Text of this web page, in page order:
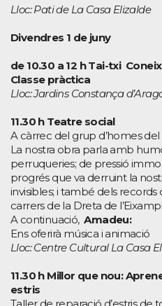
Lloc: Pati de La Casa Elizalde
Divendres 1 de juny
de 10.30 a 12 hTai-txi
Classe pràctica
Lloc: Jardins Constança
11.30 h Teatre social
A càrrec del grup d’homes
La nostra obra parla amb
perruqueries; de pressió
progrés que va derruint la
invisibles; i també dels
carrers de la Dreta de
A continuació, Amadeu:
Ens oferirà música i animació
Lloc: Centre Cultural La Casa
11.30 h Millor que nou:
estris